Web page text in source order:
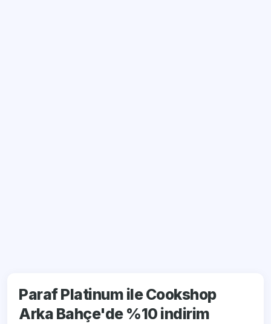
Paraf Platinum ile Cookshop
Arka Bahçe'de %10 indirim